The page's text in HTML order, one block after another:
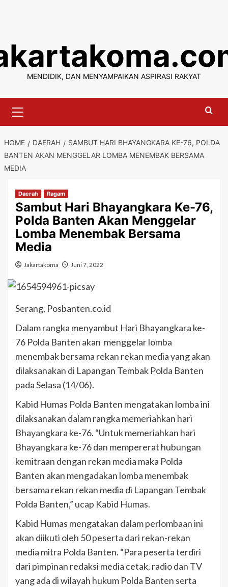
content
MENDIDIK, DAN MENYAMPAIKAN ASPIRASI RAKYAT
Menu
HOME DAERAH
SAMBUT HARI BHAYANGKARA KE-76, POLDA
BANTEN AKAN MENGGELAR LOMBA MENEMBAK BERSAMA
MEDIA
Daerah Ragam
Sambut Hari Bhayangkara Ke-76,
Polda Banten Akan Menggelar
Lomba Menembak Bersama
Media
Jakartakoma Juni 7, 2022
Serang, Posbanten.co.id
Dalam rangka menyambut Hari Bhayangkara ke-
76 Polda Banten akan menggelar lomba
menembak bersama rekan rekan media yang akan
dilaksanakan di Lapangan Tembak Polda Banten
pada Selasa (14/06).
Kabid Humas Polda Banten mengatakan lomba ini
dilaksanakan dalam rangka memeriahkan hari
Bhayangkara ke-76. “Untuk memeriahkan hari
Bhayangkara ke-76 dan mempererat hubungan
kemitraan dengan rekan media maka Polda
Banten akan mengadakan lomba menembak
bersama rekan rekan media di Lapangan Tembak
Polda Banten,” ucap Kabid Humas.
Kabid Humas mengatakan dalam perlombaan ini
akan diikuti oleh 50 peserta dari rekan-rekan
media mitra Polda Banten. “Para peserta terdiri
dari pimpinan redaksi media cetak, radio dan TV
yang ada di wilayah hukum Polda Banten serta